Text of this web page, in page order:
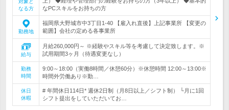
対象と
なる方
なPCスキルをお持ちの方
勤務地
福岡県大野城市中3丁目1-40 【雇入れ直後】上記事業所 【変更の
範囲】会社の定める各事業所
給与
月給260,000円～ ※経験やスキル等を考慮して決定致します。※
試用期間3ヶ月（待遇変更なし）
勤務
時間
9:00～18:00（実働8時間／休憩60分）※休憩時間 12:00～13:00※
時間外労働あり※勤…
休日
休暇
# 年間休日114日* 週休2日制（月8日以上／シフト制） └月に1回
シフト提出をしていただいてお…